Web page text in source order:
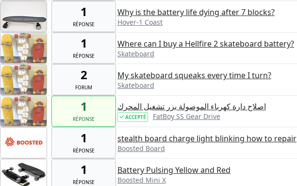
1
RÉPONSE
Why is the battery life dying after 7 blocks?
Hover-1 Coast
1
RÉPONSE
Where can I buy a Hellfire 2 skateboard battery?
Skateboard
2
FORUM
My skateboard squeaks every time I turn?
Skateboard
1
RÉPONSE
اصلاح دارة كهرباء الموصولة بزر تشغيل المحرك
ACCEPTÉ FatBoy SS Gear Drive
1
RÉPONSE
stealth board charge light blinking how to repair
Boosted Board
1
RÉPONSE
Battery Pulsing Yellow and Red
Boosted Mini X